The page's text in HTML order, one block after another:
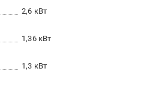
2,6 кВт
1,36 кВт
1,3 кВт